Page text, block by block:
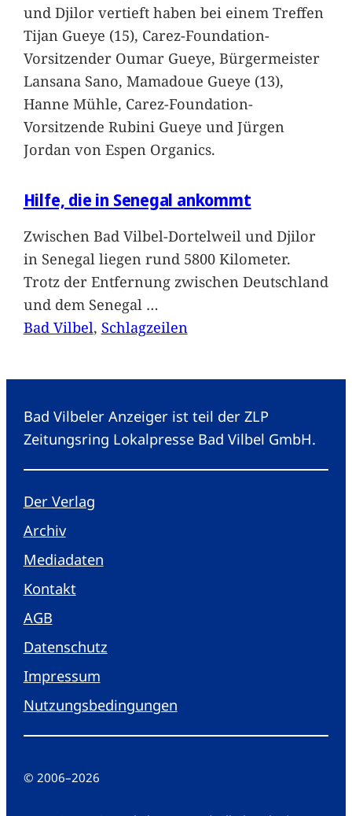
und Djilor vertieft haben bei einem Treffen
Tijan Gueye (15), Carez-Foundation-
Vorsitzender Oumar Gueye, Bürgermeister
Lansana Sano, Mamadoue Gueye (13),
Hanne Mühle, Carez-Foundation-
Vorsitzende Rubini Gueye und Jürgen
Jordan von Espen Organics.
Hilfe, die in Senegal ankommt
Zwischen Bad Vilbel-Dortelweil und Djilor
in Senegal liegen rund 5800 Kilometer.
Trotz der Entfernung zwischen Deutschland
und dem Senegal …
Bad Vilbel, Schlagzeilen
Bad Vilbeler Anzeiger ist teil der ZLP
Zeitungsring Lokalpresse Bad Vilbel GmbH.
Der Verlag
Archiv
Mediadaten
Kontakt
AGB
Datenschutz
Impressum
Nutzungsbedingungen
© 2006–2026